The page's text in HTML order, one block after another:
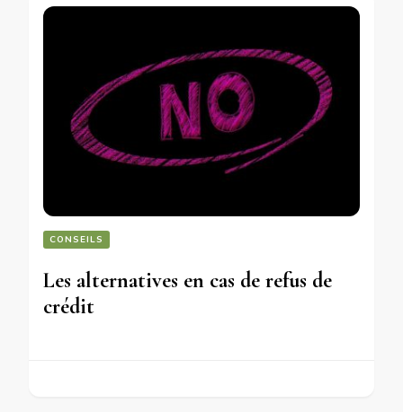
CONSEILS
Les alternatives en cas de refus de
crédit